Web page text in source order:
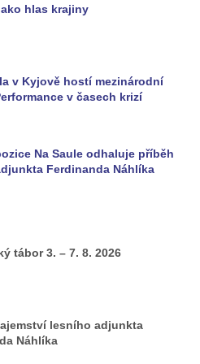
v
Masaryka
na
Náměstí v
obcí Kamenný
na Náměstí v
hlas krajiny
v Kyjově hostí mezinárodní
v časech krizí
Na Saule odhaluje příběh
Ferdinanda Náhlíka
tábor 3. – 7. 8. 2026
lesního adjunkta
Náhlíka